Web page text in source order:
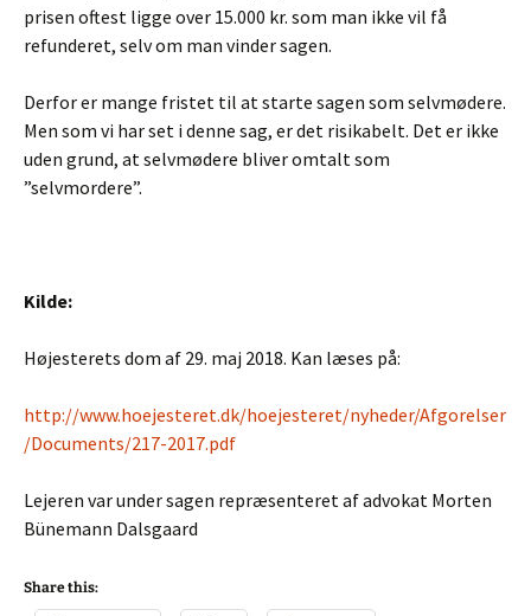
prisen oftest ligge over 15.000 kr. som man ikke vil få
refunderet, selv om man vinder sagen.
Derfor er mange fristet til at starte sagen som selvmødere.
Men som vi har set i denne sag, er det risikabelt. Det er ikke
uden grund, at selvmødere bliver omtalt som
”selvmordere”.
Kilde:
Højesterets dom af 29. maj 2018. Kan læses på:
http://www.hoejesteret.dk/hoejesteret/nyheder/Afgorelser
/Documents/217-2017.pdf
Lejeren var under sagen repræsenteret af advokat Morten
Bünemann Dalsgaard
Share this: